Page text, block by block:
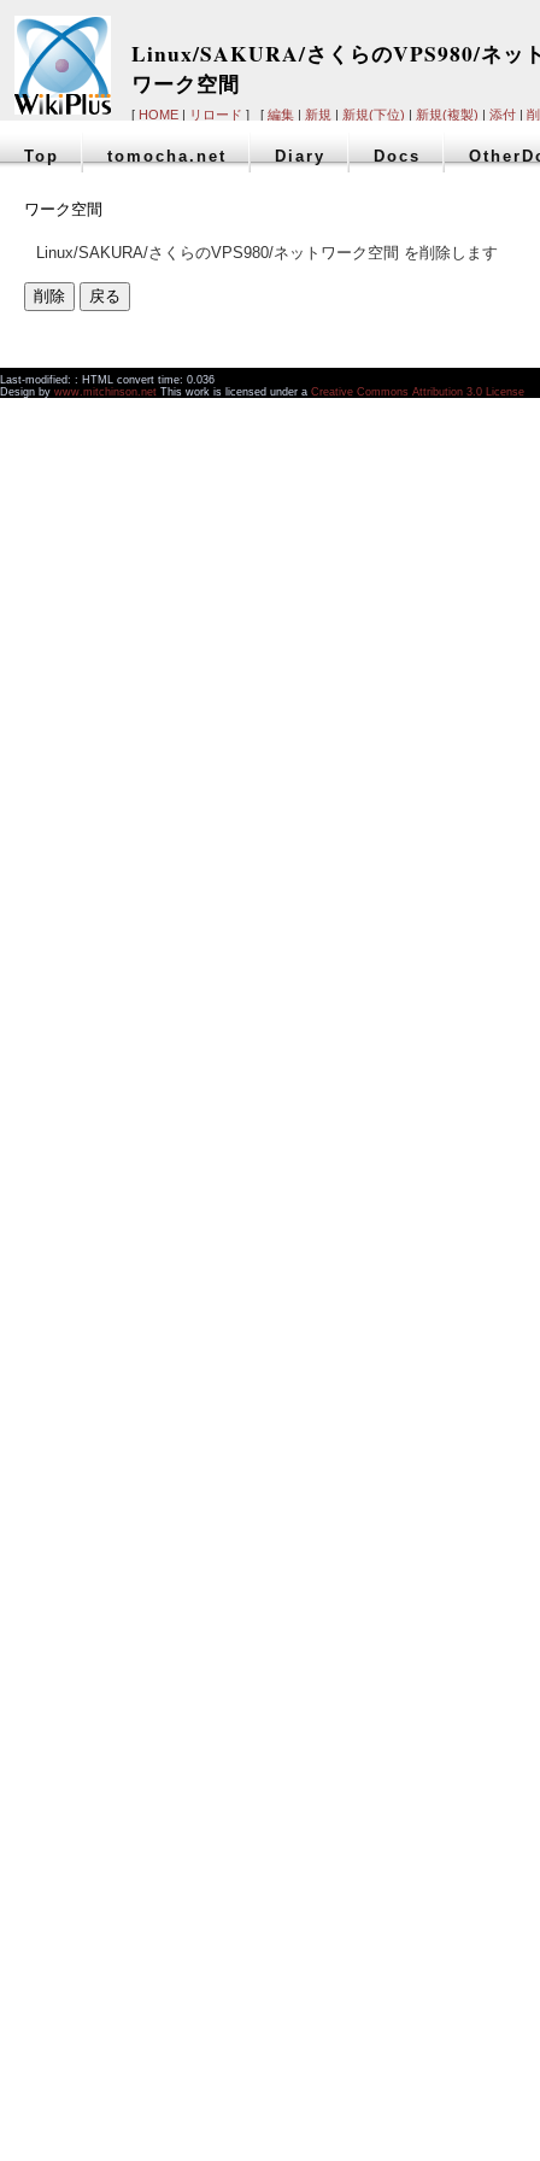
Linux/SAKURA/さくらのVPS980/ネッ
ワーク空間
[ HOME | リロード ] [ 編集 | 新規 | 新規(下位) | 新規(複製) | 添付 |
Top tomocha.net Diary Docs
ワーク空間
Linux/SAKURA/さくらのVPS980/ネットワーク空間 を削除します
Last-modified: : HTML convert time: 0.036
Design by www.mitchinson.net This work is licensed under a Creative Commons Attribution 3.0 License